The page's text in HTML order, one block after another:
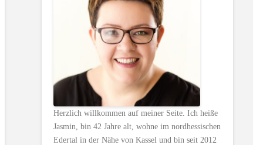
Herzlich willkommen auf meiner Seite. Ich heiße
Jasmin, bin 42 Jahre alt, wohne im nordhessischen
Edertal in der Nähe von Kassel und bin seit 2012